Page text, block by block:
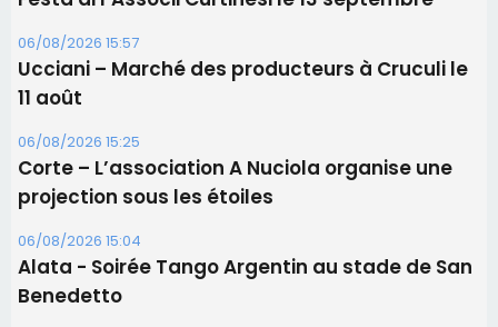
06/08/2026 15:57
Ucciani – Marché des producteurs à Cruculi le
11 août
06/08/2026 15:25
Corte – L’association A Nuciola organise une
projection sous les étoiles
06/08/2026 15:04
Alata - Soirée Tango Argentin au stade de San
Benedetto